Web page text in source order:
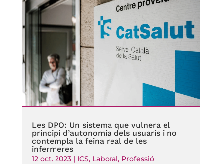
Les DPO: Un sistema que vulnera el
principi d’autonomia dels usuaris i no
contempla la feina real de les
infermeres
12 oct. 2023| ICS, Laboral, Professió